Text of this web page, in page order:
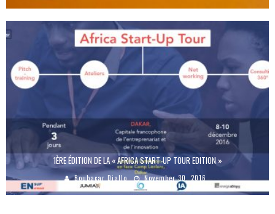
1ÈRE ÉDITION DE LA « AFRICA START-UP TOUR EDITION »
Boubacar Diallo November 30, 2016